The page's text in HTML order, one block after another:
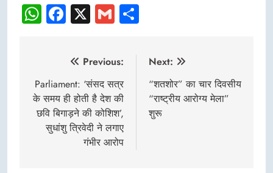
WhatsApp
Facebook
X Gmail
navigation
Previous:
Parliament: ‘संसद सत्र
के समय ही होती है देश की
छवि बिगाड़ने की कोशिश’,
सुधांशु त्रिवेदी ने लगाए
गंभीर आरोप
Next:
“शतशोर” का चार दिवसीय
“राष्ट्रीय आरोग्य मेला”
शुरू